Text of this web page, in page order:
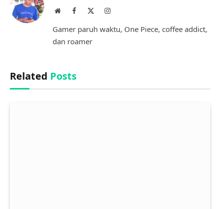
WebsiteFacebook Instagram
Gamer paruh waktu, One Piece, coffee addict,
dan roamer
Related Posts